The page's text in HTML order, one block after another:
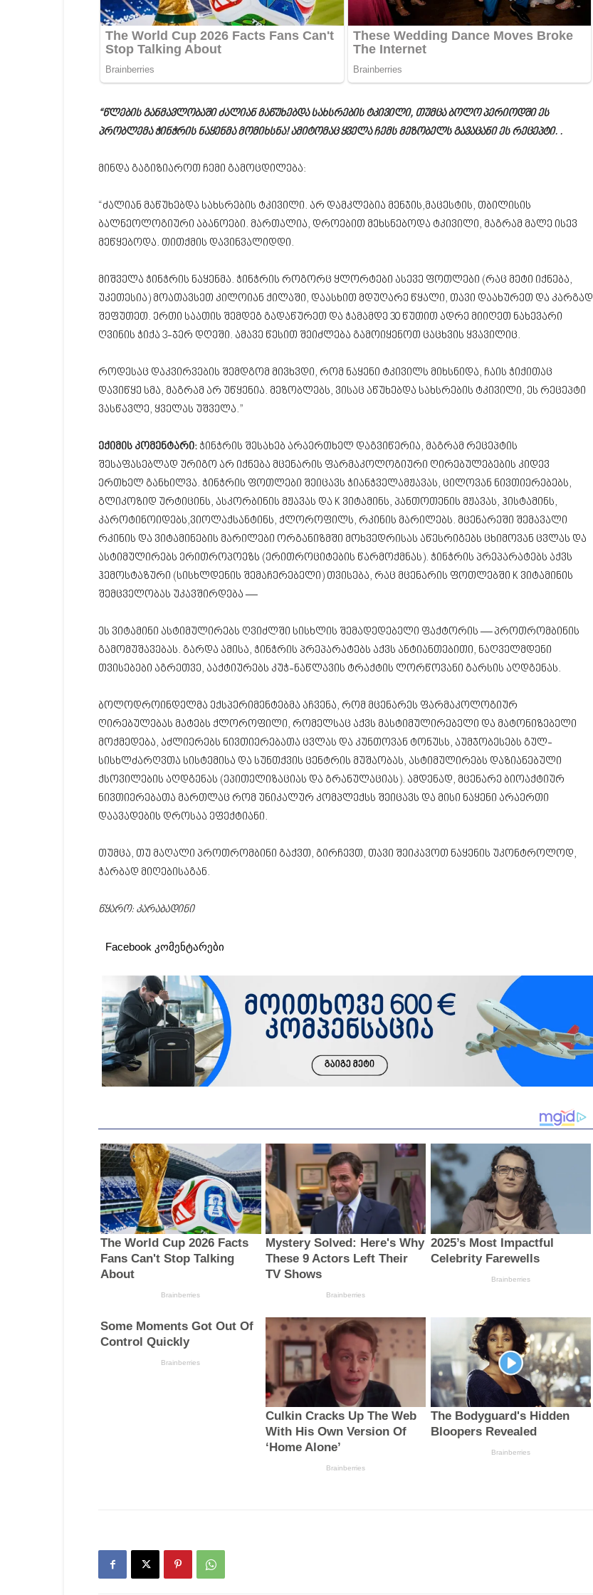
“წლების განმავლობაში ძალიან მაწუხებდა სახსრების ტკივილი, თუმცა ბოლო პერიოდში ეს
პრობლემა ჭინჭრის ნაყენმა მომიხსნა! ამიტომაც ყველა ჩემს მეზობელს გავაცანი ეს რეცეპტი. .
მინდა გაგიზიაროთ ჩემი გამოცდილება:
“ძალიან მაწუხებდა სახსრების ტკივილი. არ დამკლებია მენჯის,მაცესტის, თბილისის
ბალნეოლოგიური აბანოები. მართალია, დროებით მეხსნებოდა ტკივილი, მაგრამ მალე ისევ
მეწყებოდა. თითქმის დავინვალიდდი.
მიშველა ჭინჭრის ნაყენმა. ჭინჭრის როგორც ყლორტები ასევე ფოთლები (რაც მეტი იქნება,
უკეთესია) მოათავსეთ კილოიან ქილაში, დაასხით მდუღარე წყალი, თავი დაახურეთ და კარგად
შეფუთეთ. ერთი საათის შემდეგ გადაწურეთ და ჭამამდე 30 წუთით ადრე მიიღეთ ნახევარი
ღვინის ჭიქა 3-ჯერ დღეში. ამავე წესით შეიძლება გამოიყენოთ ცაცხვის ყვავილიც.
როდესაც დაკვირვების შემდგომ მივხვდი, რომ ნაყენი ტკივილს მიხსნიდა, ჩაის ჭიქითაც
დავიწყე სმა, მაგრამ არ უწყენია. მეზობლებს, ვისაც აწუხებდა სახსრების ტკივილი, ეს რეცეპტი
ვასწავლე, ყველას უშველა.”
ექიმის კომენტარი: ჭინჭრის შესახებ არაერთხელ დაგვიწერია, მაგრამ რეცეპტის
შესაფასებლად ურიგო არ იქნება მცენარის ფარმაკოლოგიური ღირებულებების კიდევ
ერთხელ განხილვა. ჭინჭრის ფოთლები შეიცავს ჭიანჭველამჟავას, ცილოვან ნივთიერებებს,
გლიკოზიდ ურტიცინს, ასკორბინის მჟავას და K ვიტამინს, პანთოთენის მჟავას, ჰისტამინს,
კაროტინოიდებს,ვიოლაქსანტინს, ქლოროფილს, რკინის მარილებს. მცენარეში შემავალი
რკინის და ვიტამინების მარილები ორგანიზმში მოხვედრისას აწესრიგებს ცხიმოვან ცვლას და
ასტიმულირებს ერითროპოეზს (ერითროციტების წარმოქმნას). ჭინჭრის პრეპარატებს აქვს
ჰემოსტაზური (სისხლდენის შემაჩერებელი) თვისება, რაც მცენარის ფოთლებში K ვიტამინის
შემცველობას უკავშირდება —
ეს ვიტამინი ასტიმულირებს ღვიძლში სისხლის შემადედებელი ფაქტორის — პროთრომბინის
გამომუშავებას. გარდა ამისა, ჭინჭრის პრეპარატებს აქვს ანტიანთებითი, ნაღველმდენი
თვისებები აგრეთვე, ააქტიურებს კუჭ-ნაწლავის ტრაქტის ლორწოვანი გარსის აღდგენას.
ბოლოდროინდელმა ექსპერიმენტებმა აჩვენა, რომ მცენარეს ფარმაკოლოგიურ
ღირებულებას მატებს ქლოროფილი, რომელსაც აქვს მასტიმულირებელი და მატონიზებელი
მოქმედება, აძლიერებს ნივთიერებათა ცვლას და კუნთოვან ტონუსს, აუმჯობესებს გულ-
სისხლძარღვთა სისტემისა და სუნთქვის ცენტრის მუშაობას, ასტიმულირებს დაზიანებული
ქსოვილების აღდგენას (ეპითელიზაციას და გრანულაციას). ამდენად, მცენარე ბიოაქტიურ
ნივთიერებათა მართლაც რომ უნიკალურ კომპლექსს შეიცავს და მისი ნაყენი არაერთი
დაავადების დროსაა ეფექტიანი.
თუმცა, თუ მაღალი პროთრომბინი გაქვთ, გირჩევთ, თავი შეიკავოთ ნაყენის უკონტროლოდ,
ჭარბად მიღებისაგან.
წყარო: კარაბადინი
Facebook კომენტარები